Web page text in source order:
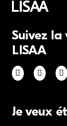
Suivez la
LISAA
Je veux